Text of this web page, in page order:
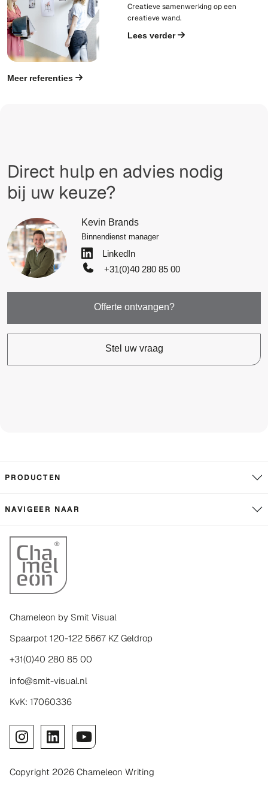
Creatieve samenwerking op een
creatieve wand.
Lees verder
Meer referenties
Direct hulp en advies nodig
bij uw keuze?
Kevin Brands
Binnendienst manager
LinkedIn
+31(0)40 280 85 00
Offerte ontvangen?
Stel uw vraag
PRODUCTEN
NAVIGEER NAAR
Chameleon by Smit Visual
Spaarpot 120-122 5667 KZ Geldrop
+31(0)40 280 85 00
info@smit-visual.nl
KvK: 17060336
Copyright 2026 Chameleon Writing